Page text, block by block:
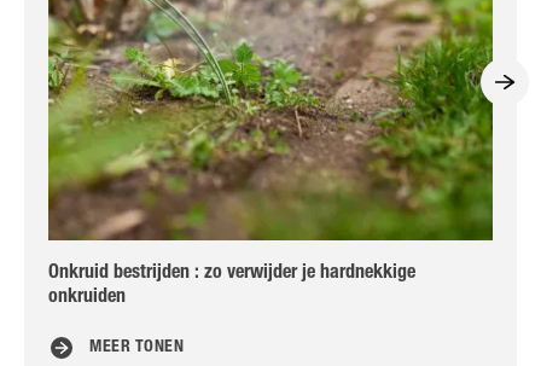
Onkruid bestrijden : zo verwijder je hardnekkige
onkruiden
MEER TONEN